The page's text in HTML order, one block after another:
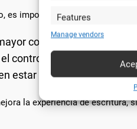
Features
Cotejar y combinar
Utilizar datos de
Manage vendors
es importante considerar las
confort y reducción de
control y la precisión del
estar hechos de
la experiencia de escritura,